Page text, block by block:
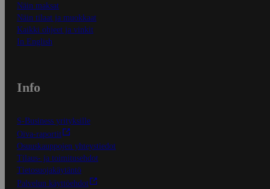
Näin maksat
Näin tilaat ja muokkaat
Kaikki ohjeet ja vinkit
In English
Info
S-Business yrityksille
Oiva-raportit
Osuuskauppojen yhteystiedot
Tilaus- ja toimitusehdot
Tietosuojakäytäntö
Palvelun käyttöehdot